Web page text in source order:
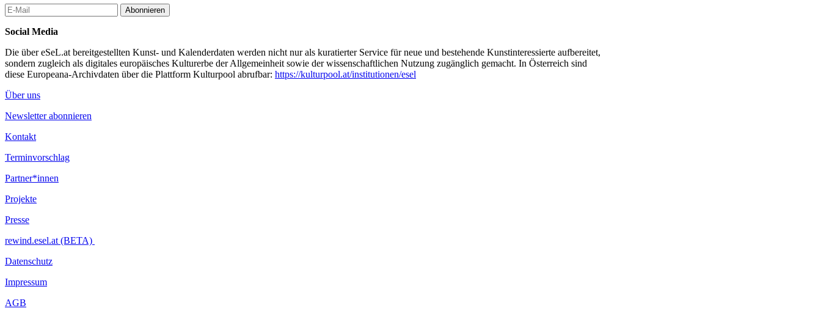
Abonnieren
Social Media
Die über eSeL.at bereitgestellten Kunst- und Kalenderdaten werden nicht nur als kuratierter Service für neue und bestehende Kunstinteressierte aufbereitet,
sondern zugleich als digitales europäisches Kulturerbe der Allgemeinheit sowie der wissenschaftlichen Nutzung zugänglich gemacht. In Österreich sind
diese Europeana-Archivdaten über die Plattform Kulturpool abrufbar: https://kulturpool.at/institutionen/esel
Über uns
Newsletter abonnieren
Kontakt
Terminvorschlag
Partner*innen
Projekte
Presse
rewind.esel.at (BETA)
Datenschutz
Impressum
AGB